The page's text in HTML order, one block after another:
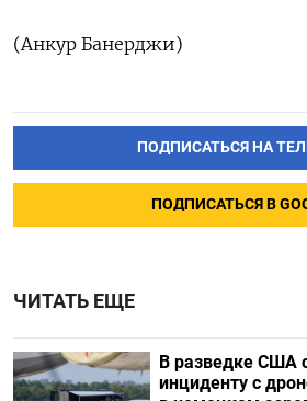
(Анкур Банерджи)
ПОДПИСАТЬСЯ НА
ПОДПИСАТЬСЯ В
ЧИТАТЬ ЕЩЕ
В разведке США
инциденту с